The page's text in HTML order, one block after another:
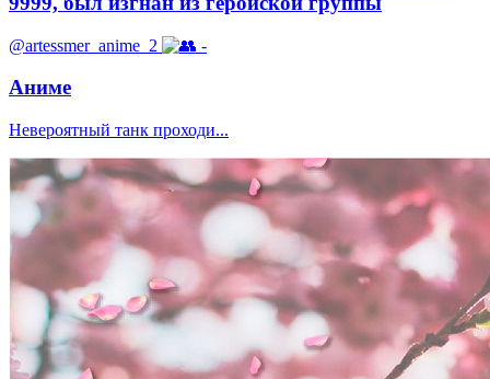
@artessmer_anime_2 -
Аниме
Невероятный танк проходи...